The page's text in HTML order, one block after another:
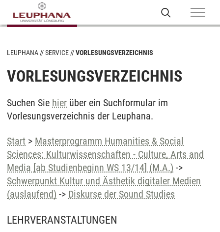
LEUPHANA SERVICE VORLESUNGSVERZEICHNIS
VORLESUNGSVERZEICHNIS
Suchen Sie hier über ein Suchformular im
Vorlesungsverzeichnis der Leuphana.
Start > Masterprogramm Humanities & Social
Sciences: Kulturwissenschaften - Culture, Arts and
Media [ab Studienbeginn WS 13/14] (M.A.) ->
Schwerpunkt Kultur und Ästhetik digitaler Medien
(auslaufend) -> Diskurse der Sound Studies
LEHRVERANSTALTUNGEN